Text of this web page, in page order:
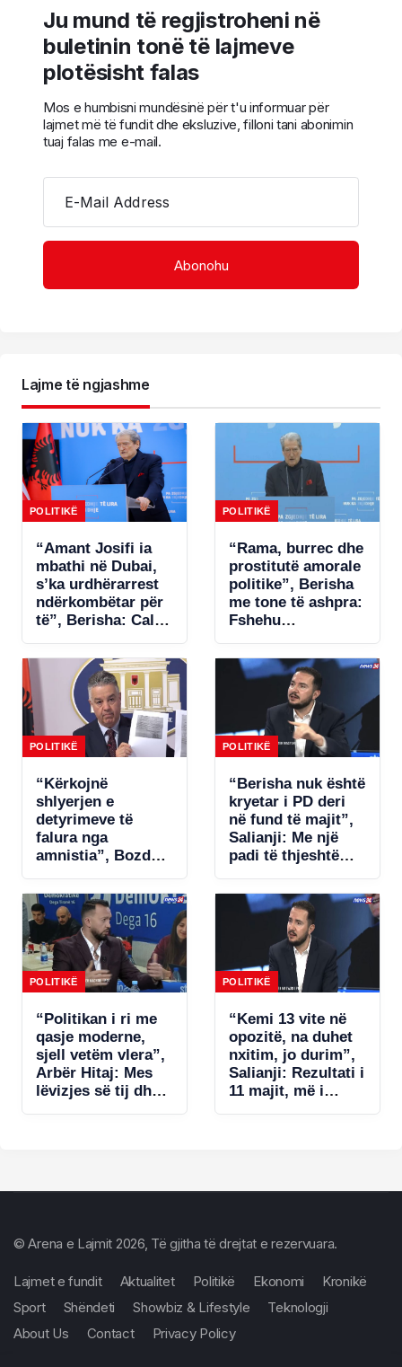
Ju mund të regjistroheni në
buletinin tonë të lajmeve
plotësisht falas
Mos e humbisni mundësinë për t'u informuar për
lajmet më të fundit dhe eksluzive, filloni tani abonimin
tuaj falas me e-mail.
E-Mail Address
Lajme të ngjashme
POLITIKË
“Amant Josifi ia
mbathi në Dubai,
s’ka urdhërarrest
ndërkombëtar për
të”, Berisha: Call-
janë fenomeni më
kriminal në
Shqipëri
POLITIKË
“Rama, burrec dhe
prostitutë amorale
politike”, Berisha
me tone të ashpra:
Fshehu
samitin në Spanjë!
POLITIKË
“Kërkojnë
shlyerjen e
detyrimeve të
falura nga
amnistia”, Bozdo
Po i bëhet presion
bizneseve.
Ministria e
Financave s’ka
miratuar aktet
nënligjore!
POLITIKË
“Berisha nuk është
kryetar i PD deri
në fund të majit”,
Salianji: Me një
padi të thjeshtë
statutin, por s’ia
jap këtë avantazh
Ramës (VIDEO)
POLITIKË
“Politikan i ri me
qasje moderne,
sjell vetëm vlera”,
Arbër Hitaj: Mes
lëvizjes së tij dhe
POLITIKË
“Kemi 13 vite në
opozitë, na duhet
nxitim, jo durim”,
Salianji: Rezultati i
11 majit, më i
© Arena e Lajmit 2026, Të gjitha të drejtat e rezervuara.
Lajmet e fundit Aktualitet Politikë Ekonomi
Kronikë
Sport
Shëndeti Showbiz & Lifestyle
Teknologji
About Us
Contact Privacy Policy